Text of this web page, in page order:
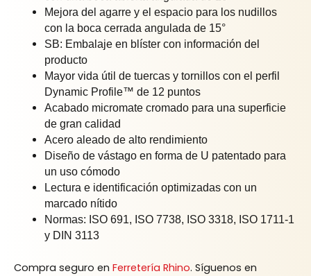
Mejora del agarre y el espacio para los nudillos
con la boca cerrada angulada de 15°
SB: Embalaje en blíster con información del
producto
Mayor vida útil de tuercas y tornillos con el perfil
Dynamic Profile™ de 12 puntos
Acabado micromate cromado para una superficie
de gran calidad
Acero aleado de alto rendimiento
Diseño de vástago en forma de U patentado para
un uso cómodo
Lectura e identificación optimizadas con un
marcado nítido
Normas: ISO 691, ISO 7738, ISO 3318, ISO 1711-1
y DIN 3113
Compra seguro en Ferretería Rhino. Síguenos en